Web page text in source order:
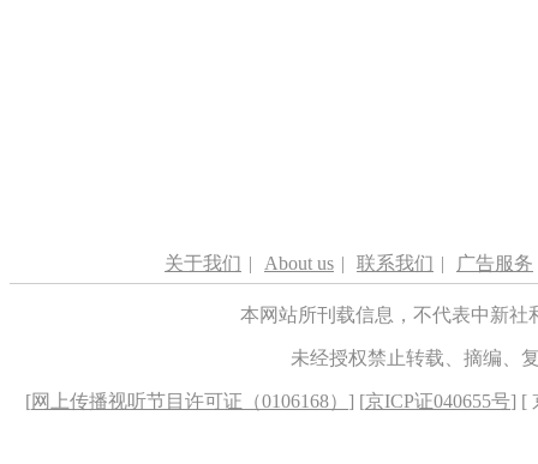
关于我们 | About us | 联系我们 | 广告服务
本网站所刊载信息，不代表中新
未经授权禁止转载、摘编、
[网上传播视听节目许可证（0106168） ] [京ICP证040655号] [